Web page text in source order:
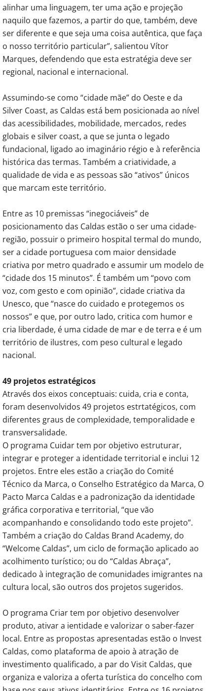
alinhar uma linguagem, ter uma ação e projeção
naquilo que fazemos, a partir do que, também, deve
ser diferente e que seja uma coisa autêntica, que faça
o nosso território particular”, salientou Vítor
Marques, defendendo que esta estratégia deve ser
regional, nacional e internacional.
Assumindo-se como “cidade mãe” do Oeste e da
Silver Coast, as Caldas está bem posicionada ao nível
das acessibilidades, mobilidade, mercados, redes
globais e silver coast, a que se junta o legado
fundacional, ligado ao imaginário régio e à referência
histórica das termas. Também a criatividade, a
qualidade de vida e as pessoas são “ativos” únicos
que marcam este território.
Entre as 10 premissas “inegociáveis” de
posicionamento das Caldas estão o ser uma cidade-
região, possuir o primeiro hospital termal do mundo,
ser a cidade portuguesa com maior densidade
criativa por metro quadrado e assumir um modelo de
“cidade dos 15 minutos”. É também um “povo com
voz, com gesto e com opinião”, cidade criativa da
Unesco, que “nasce do cuidado e protegemos os
nossos” e que, por outro lado, critica com humor e
cria liberdade, é uma cidade de mar e de terra e é um
território de ilustres, com peso cultural e legado
nacional.
49 projetos estratégicos
Através dos eixos conceptuais: cuida, cria e conta,
foram desenvolvidos 49 projetos estrtatégicos, com
diferentes graus de complexidade, temporalidade e
transversalidade.
O programa Cuidar tem por objetivo estruturar,
integrar e proteger a identidade territorial e inclui 12
projetos. Entre eles estão a criação do Comité
Técnico da Marca, o Conselho Estratégico da Marca, O
Pacto Marca Caldas e a padronização da identidade
gráfica corporativa e territorial, “que vão
acompanhando e consolidando todo este projeto”.
Também a criação do Caldas Brand Academy, do
“Welcome Caldas”, um ciclo de formação aplicado ao
acolhimento turístico; ou do “Caldas Abraça”,
dedicado à integração de comunidades imigrantes na
cultura local, são outros dos projetos sugeridos.
O programa Criar tem por objetivo desenvolver
produto, ativar a ientidade e valorizar o saber-fazer
local. Entre as propostas apresentadas estão o Invest
Caldas, como plataforma de apoio à atração de
investimento qualificado, a par do Visit Caldas, que
organiza e valoriza a oferta turística do concelho com